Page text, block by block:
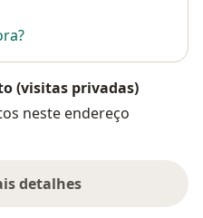
(visitas privadas)
neste endereço
detalhes
o endereço